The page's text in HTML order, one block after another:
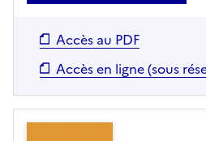
Accès au PDF
Accès en ligne (sous